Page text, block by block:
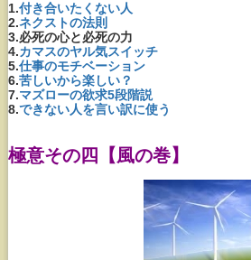
1.付き合いたくない人
2.ネクストの法則
3.必死の心と必死の力
4.カマスのヤル気スイッチ
5.仕事のモチベーション
6.苦しいから楽しい？
7.マズローの欲求5段階説
8.できない人を言い訳に使う
極意その四【風の巻】